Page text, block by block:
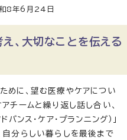
8年6月24日
、大切なことを伝える
めに、望む医療やケアについ
チームと繰り返し話し合い、
ンス・ケア・プランニング）」
自分らしい暮らしを最後まで